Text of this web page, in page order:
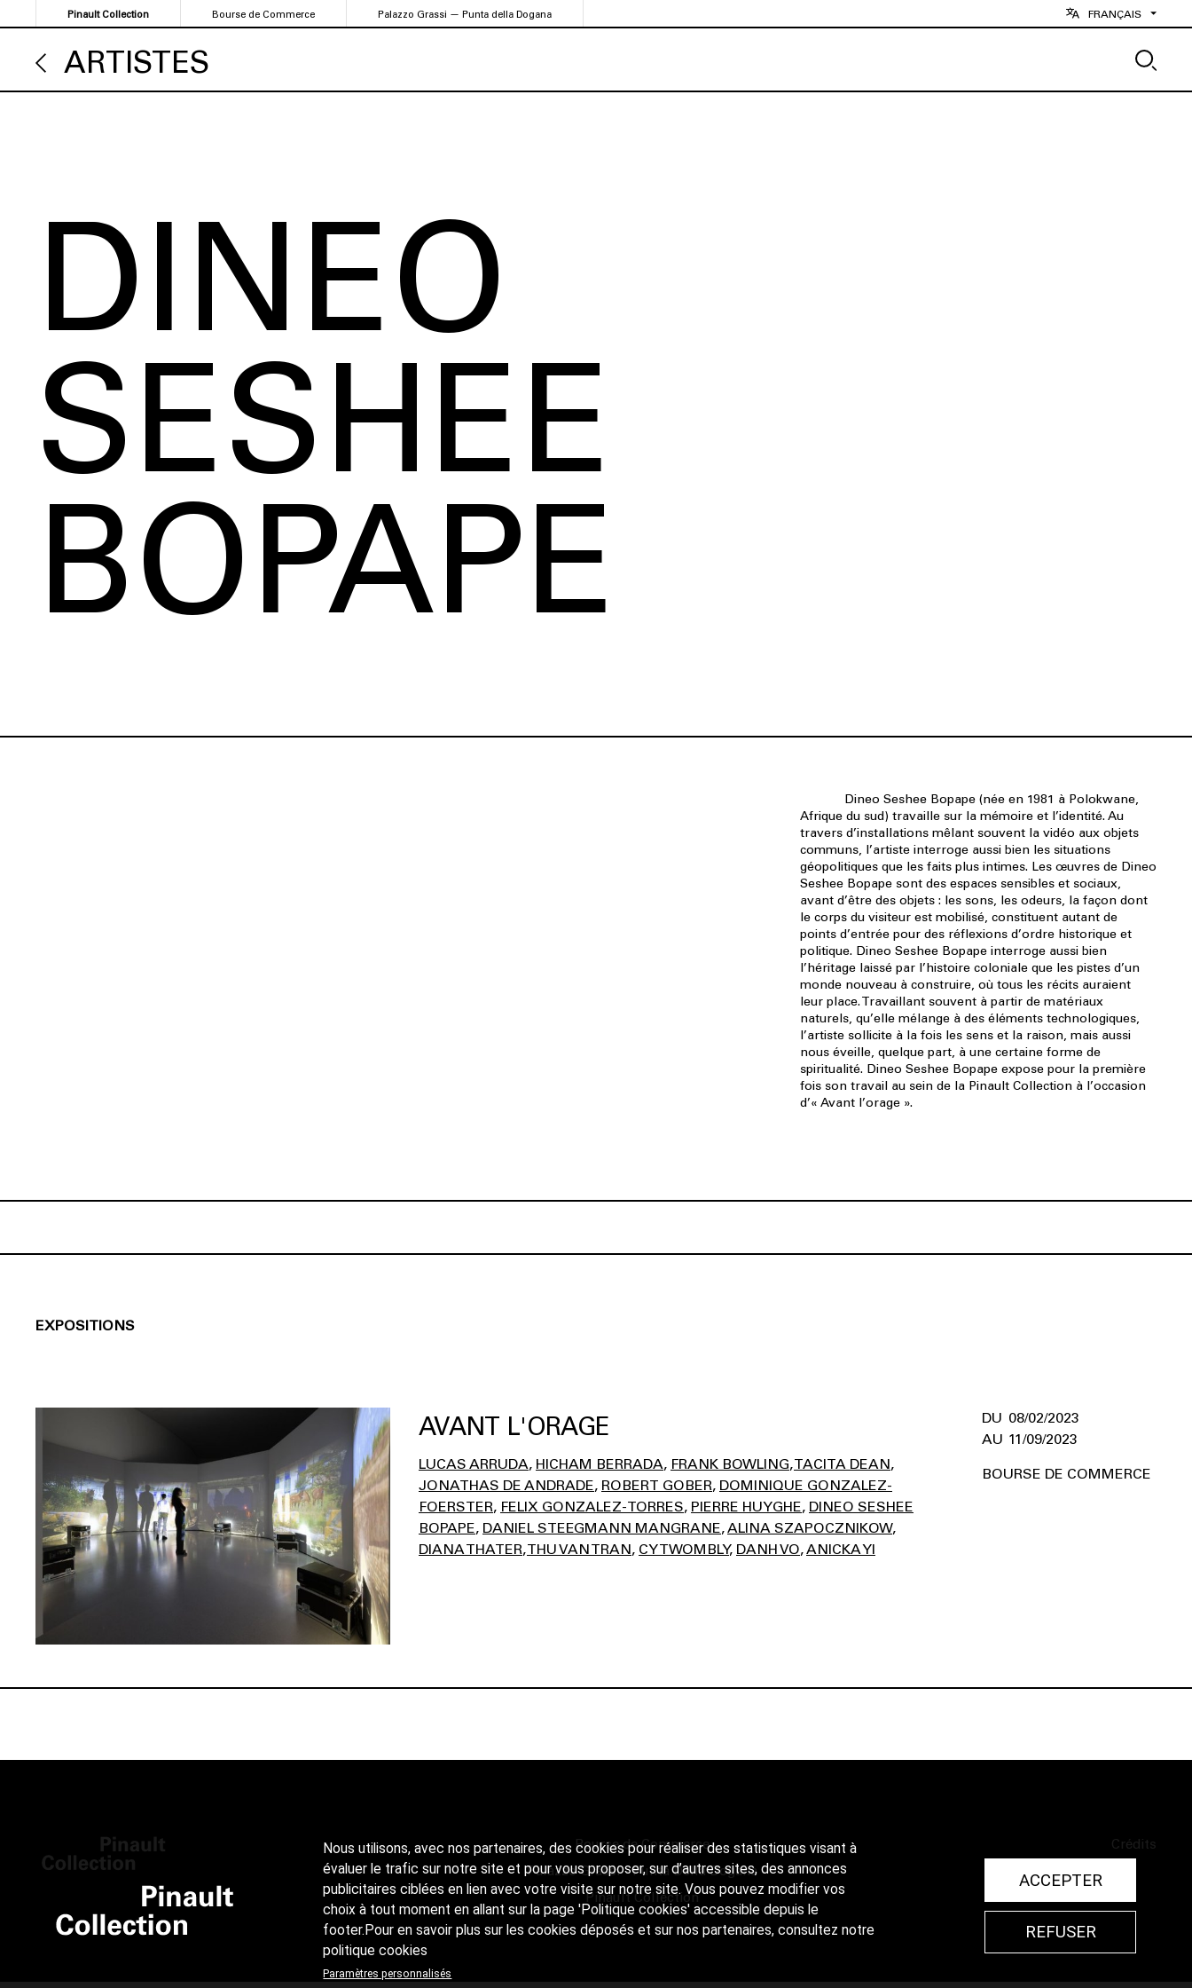
au
contenu
principal
Pinault Collection Bourse de Commerce Palazzo Grassi — Punta della Dogana FRANÇAIS
ARTISTES
DINEO
SESHEE
BOPAPE
Dineo Seshee Bopape (née en 1981 à Polokwane,
Afrique du sud) travaille sur la mémoire et l’identité. Au
travers d’installations mêlant souvent la vidéo aux objets
communs, l’artiste interroge aussi bien les situations
géopolitiques que les faits plus intimes. Les œuvres de Dineo
Seshee Bopape sont des espaces sensibles et sociaux,
avant d’être des objets : les sons, les odeurs, la façon dont
le corps du visiteur est mobilisé, constituent autant de
points d’entrée pour des réflexions d’ordre historique et
politique. Dineo Seshee Bopape interroge aussi bien
l’héritage laissé par l’histoire coloniale que les pistes d’un
monde nouveau à construire, où tous les récits auraient
leur place. Travaillant souvent à partir de matériaux
naturels, qu’elle mélange à des éléments technologiques,
l’artiste sollicite à la fois les sens et la raison, mais aussi
nous éveille, quelque part, à une certaine forme de
spiritualité. Dineo Seshee Bopape expose pour la première
fois son travail au sein de la Pinault Collection à l’occasion
d’« Avant l’orage ».
EXPOSITIONS
AVANT L'ORAGE
LUCAS ARRUDA HICHAM BERRADA FRANK BOWLING TACITA DEAN
JONATHAS DE ANDRADE ROBERT GOBER DOMINIQUE GONZALEZ-
FOERSTER FELIX GONZALEZ-TORRES PIERRE HUYGHE DINEO SESHEE
BOPAPE DANIEL STEEGMANN MANGRANE ALINA SZAPOCZNIKOW
DIANA THATER THU VAN TRAN CY TWOMBLY DANH VO ANICKA YI
08/02/2023
11/09/2023
BOURSE DE COMMERCE
Bourse de Commerce
Palazzo Grassi - Punta Della Dogana
Pinault Collection
Crédits
Nous utilisons, avec nos partenaires, des cookies pour réaliser des statistiques visant à
évaluer le trafic sur notre site et pour vous proposer, sur d’autres sites, des annonces
publicitaires ciblées en lien avec votre visite sur notre site. Vous pouvez modifier vos
choix à tout moment en allant sur la page 'Politique cookies' accessible depuis le
footer.Pour en savoir plus sur les cookies déposés et sur nos partenaires, consultez notre
politique cookies
Paramètres personnalisés
ACCEPTER
REFUSER